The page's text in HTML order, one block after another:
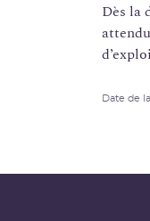
Dès la
Date de